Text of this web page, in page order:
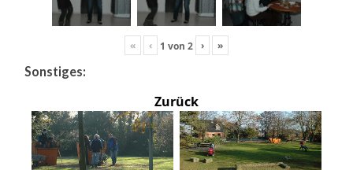
« ‹ 1 von 2 › »
Sonstiges:
Zurück